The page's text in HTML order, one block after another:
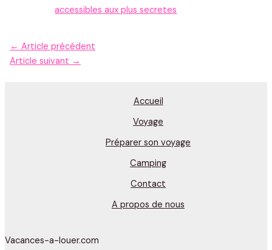
accessibles aux plus secretes
← Article précédent
Article suivant →
Accueil
Voyage
Préparer son voyage
Camping
Contact
A propos de nous
Vacances-a-louer.com